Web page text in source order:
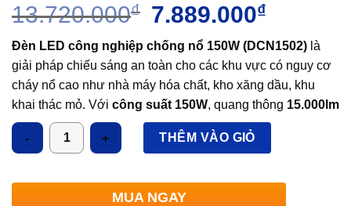
13.720.000₫ Giá
là:
13.720.000₫.
7.889.000₫
tại
là:
Đèn LED công nghiệp chống nổ 150W (DCN1502) là
giải pháp chiếu sáng an toàn cho các khu vực có nguy cơ
cháy nổ cao như nhà máy hóa chất, kho xăng dầu, khu
khai thác mỏ. Với công suất 150W, quang thông 15.000lm
và chuẩnIP65, đèn đảm bảo hiệu suất chiếu sáng mạnh
mẽ, tiết kiệm điện năng và bền bỉ trong môi trường khắc
cường an toàn và độ tin cậy trong quá trình sử dụng.
Số lượng
THÊM VÀO GIỎ
MUA NGAY